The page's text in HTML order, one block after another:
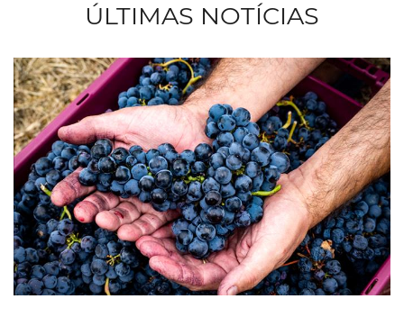
ÚLTIMAS NOTÍCIAS